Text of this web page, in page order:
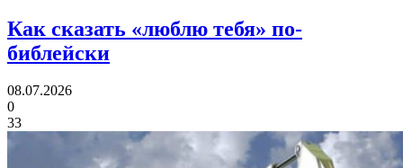
Как сказать «люблю тебя» по-
библейски
08.07.2026
0
33